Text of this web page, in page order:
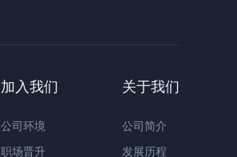
加入我们
公司环境
职场晋升
关于我们
公司简介
发展历程